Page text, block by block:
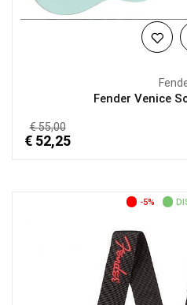
Fender Venice
€ 55,00
€ 52,25
-5%